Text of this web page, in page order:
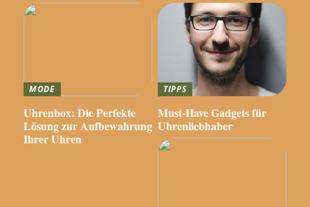
MODE
Uhrenbox: Die Perfekte
Lösung zur Aufbewahrung
Ihrer Uhren
TIPPS
Must-Have Gadgets für
Uhrenliebhaber